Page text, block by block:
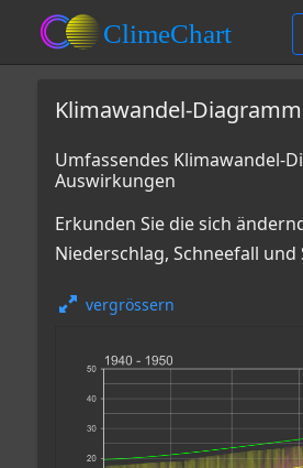
Klimawandel-
Umfassendes Klimawandel-
Auswirkungen
Erkunden Sie die sich
Niederschlag, Schneefall und
vergrössern